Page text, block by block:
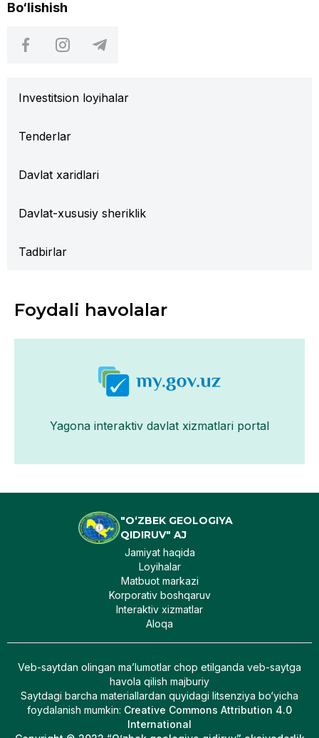
Bo‘lishish
Investitsion loyihalar
Tenderlar
Davlat xaridlari
Davlat-xususiy sheriklik
Tadbirlar
Foydali havolalar
Yagona interaktiv davlat xizmatlari portal
"O‘ZBEK GEOLOGIYA
QIDIRUV" AJ
Jamiyat haqida
Loyihalar
Matbuot markazi
Korporativ boshqaruv
Interaktiv xizmatlar
Aloqa
Veb-saytdan olingan maʼlumotlar chop etilganda veb-saytga
havola qilish majburiy
Saytdagi barcha materiallardan quyidagi litsenziya bo‘yicha
foydalanish mumkin: Creative Commons Attribution 4.0
International